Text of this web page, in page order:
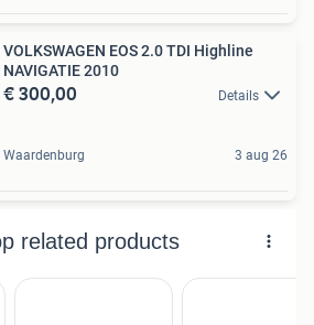
VOLKSWAGEN EOS 2.0 TDI Highline
NAVIGATIE 2010
€ 300,00 Details
Waardenburg 3 aug 26